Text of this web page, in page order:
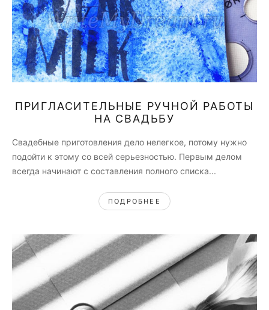
ПРИГЛАСИТЕЛЬНЫЕ РУЧНОЙ РАБОТЫ
НА СВАДЬБУ
Свадебные приготовления дело нелегкое, потому нужно
подойти к этому со всей серьезностью. Первым делом
всегда начинают с составления полного списка...
ПОДРОБНЕЕ